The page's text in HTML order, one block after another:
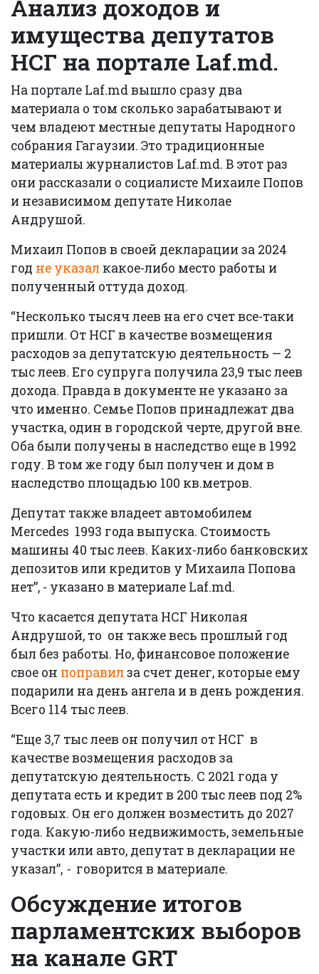
Анализ доходов и
имущества депутатов
НСГ на портале Laf.md.
На портале Laf.md вышло сразу два
материала о том сколько зарабатывают и
чем владеют местные депутаты Народного
собрания Гагаузии. Это традиционные
материалы журналистов Laf.md. В этот раз
они рассказали о социалисте Михаиле Попов
и независимом депутате Николае
Андрушой.
Михаил Попов в своей декларации за 2024
год не указал какое-либо место работы и
полученный оттуда доход.
“Несколько тысяч леев на его счет все-таки
пришли. От НСГ в качестве возмещения
расходов за депутатскую деятельность — 2
тыс леев. Его супруга получила 23,9 тыс леев
дохода. Правда в документе не указано за
что именно. Семье Попов принадлежат два
участка, один в городской черте, другой вне.
Оба были получены в наследство еще в 1992
году. В том же году был получен и дом в
наследство площадью 100 кв.метров.
Депутат также владеет автомобилем
Mercedes 1993 года выпуска. Стоимость
машины 40 тыс леев. Каких-либо банковских
депозитов или кредитов у Михаила Попова
нет”, - указано в материале Laf.md.
Что касается депутата НСГ Николая
Андрушой, то он также весь прошлый год
был без работы. Но, финансовое положение
свое он поправил за счет денег, которые ему
подарили на день ангела и в день рождения.
Всего 114 тыс леев.
“Еще 3,7 тыс леев он получил от НСГ в
качестве возмещения расходов за
депутатскую деятельность. С 2021 года у
депутата есть и кредит в 200 тыс леев под 2%
годовых. Он его должен возместить до 2027
года. Какую-либо недвижимость, земельные
участки или авто, депутат в декларации не
указал”, - говорится в материале.
Обсуждение итогов
парламентских выборов
на канале GRT